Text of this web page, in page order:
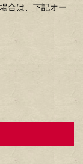
合は、下記オー